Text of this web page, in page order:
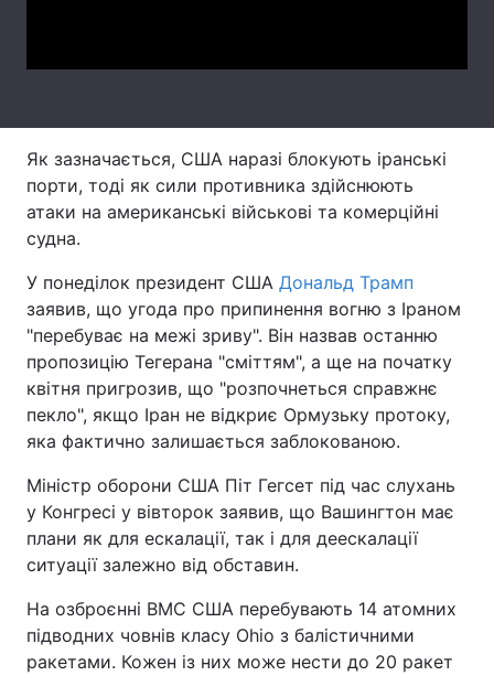
Тема оформлення
Як зазначається, США наразі блокують іранські
порти, тоді як сили противника здійснюють
атаки на американські військові та комерційні
судна.
У понеділок президент США Дональд Трамп
заявив, що угода про припинення вогню з Іраном
"перебуває на межі зриву". Він назвав останню
пропозицію Тегерана "сміттям", а ще на початку
квітня пригрозив, що "розпочнеться справжнє
пекло", якщо Іран не відкриє Ормузьку протоку,
яка фактично залишається заблокованою.
Міністр оборони США Піт Гегсет під час слухань
у Конгресі у вівторок заявив, що Вашингтон має
плани як для ескалації, так і для деескалації
ситуації залежно від обставин.
На озброєнні ВМС США перебувають 14 атомних
підводних човнів класу Ohio з балістичними
ракетами. Кожен із них може нести до 20 ракет